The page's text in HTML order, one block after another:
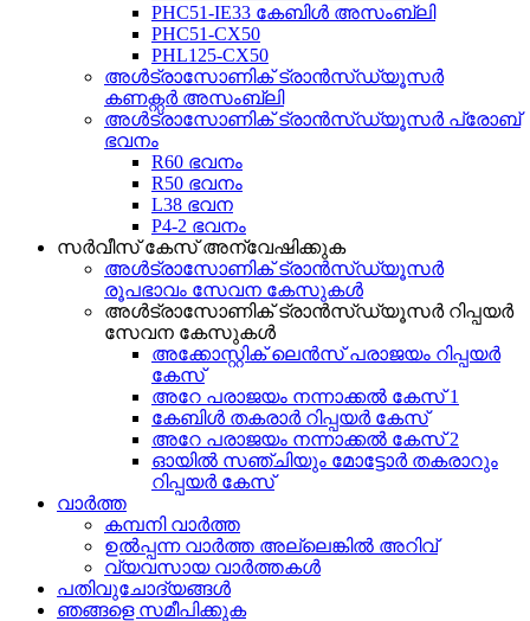
PHC51-IE33 കേബിൾ അസംബ്ലി
PHC51-CX50
PHL125-CX50
അൾട്രാസോണിക് ട്രാൻസ്ഡ്യൂസർ
കണക്റ്റർ അസംബ്ലി
അൾട്രാസോണിക് ട്രാൻസ്ഡ്യൂസർ പ്രോബ്
ഭവനം
R60 ഭവനം
R50 ഭവനം
L38 ഭവന
P4-2 ഭവനം
സർവീസ് കേസ് അന്വേഷിക്കുക
അൾട്രാസോണിക് ട്രാൻസ്ഡ്യൂസർ
രൂപഭാവം സേവന കേസുകൾ
അൾട്രാസോണിക് ട്രാൻസ്ഡ്യൂസർ റിപ്പയർ
സേവന കേസുകൾ
അക്കോസ്റ്റിക് ലെൻസ് പരാജയം റിപ്പയർ
കേസ്
അറേ പരാജയം നന്നാക്കൽ കേസ് 1
കേബിൾ തകരാർ റിപ്പയർ കേസ്
അറേ പരാജയം നന്നാക്കൽ കേസ് 2
ഓയിൽ സഞ്ചിയും മോട്ടോർ തകരാറും
റിപ്പയർ കേസ്
വാർത്ത
കമ്പനി വാർത്ത
ഉൽപ്പന്ന വാർത്ത അല്ലെങ്കിൽ അറിവ്
വ്യവസായ വാർത്തകൾ
പതിവുചോദ്യങ്ങൾ
ഞങ്ങളെ സമീപിക്കുക